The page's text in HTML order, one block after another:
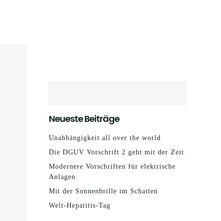
Neueste Beiträge
Unabhängigkeit all over the world
Die DGUV Vorschrift 2 geht mit der Zeit
Modernere Vorschriften für elektrische
Anlagen
Mit der Sonnenbrille im Schatten
Welt-Hepatitis-Tag